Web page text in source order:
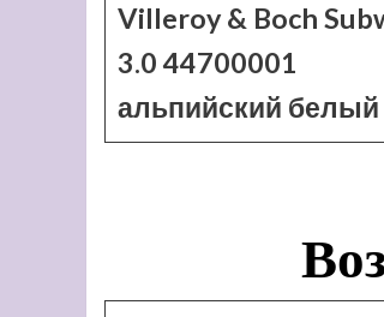
Villeroy & Boch
3.0 44700001
альпийский белый